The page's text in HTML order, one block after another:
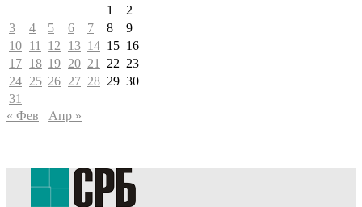
1
2
3
4 5 6 7 8
9
10 11 12 13 14 15 16
17 18 19 20 21 22 23
24 25 26 27 28 29 30
31
« Фев
Апр »